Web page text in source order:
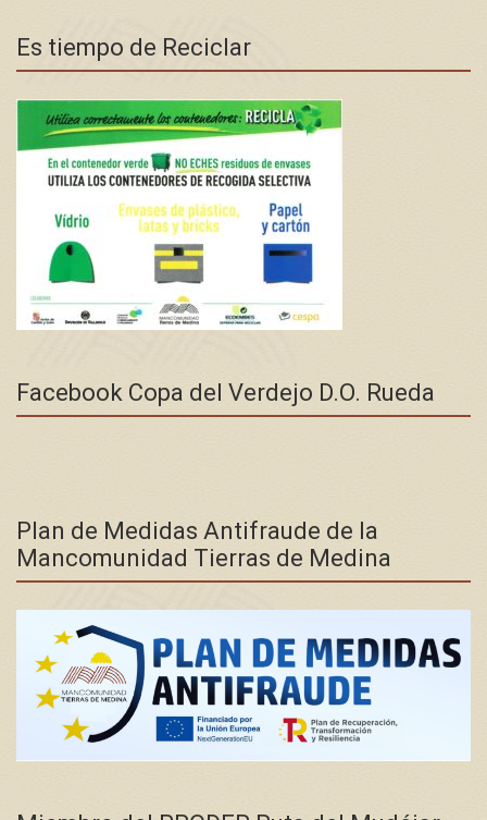
Es tiempo de Reciclar
Facebook Copa del Verdejo D.O. Rueda
Plan de Medidas Antifraude de la
Mancomunidad Tierras de Medina